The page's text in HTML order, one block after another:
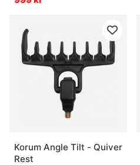
Vad är Outdoor?
Vad är myggspray bra för?
Korum Angle Tilt - Quiver
Rest